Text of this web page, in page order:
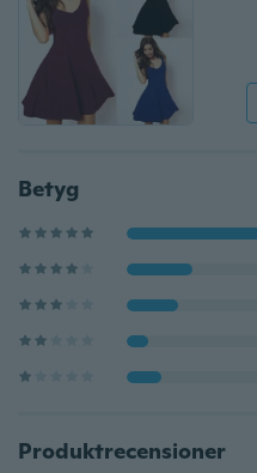
Betyg
Produktrecensioner